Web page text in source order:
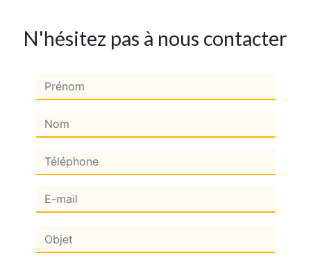
N'hésitez pas à nous contacter